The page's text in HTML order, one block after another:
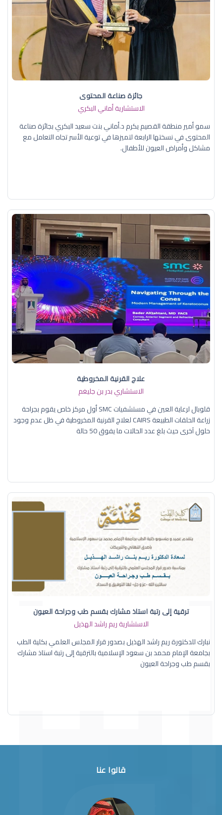
جائزة صناعة المحتوى
الاستشارية أماني البكري
سمو أمير منطقة القصيم يكرم د.أماني بنت سعيد البكري بجائزة صناعة
المحتوى في نسختها الرابعة لتميزها في توعية الأسر تجاه التعامل مع
مشاكل وأمراض العيون للأطفال.
علاج القرنية المخروطية
الاستشاري بدر بن جليغم
قلوبال لرعاية العين في مستشفيات SMC أول مركز خاص يقوم بجراحة
زراعة الحلقات الطبيعة CAIRS لعلاج القرنية المخروطية في ظل عدم وجود
حلول آخرى حيث بلغ عدد الحالات ما يفوق 50 حالة
ترقية إلى رتبة استاذ مشارك بقسم طب وجراحة العيون
الاستشارية ريم راشد الهذيل
نبارك للدكتورة ريم راشد الهذيل بصدور قرار المجلس العلمي بكلية الطب
بجامعة الإمام محمد بن سعود الإسلامية بالترقية إلى رتبة استاذ مشارك
بقسم طب وجراحة العيون
قالوا عنا